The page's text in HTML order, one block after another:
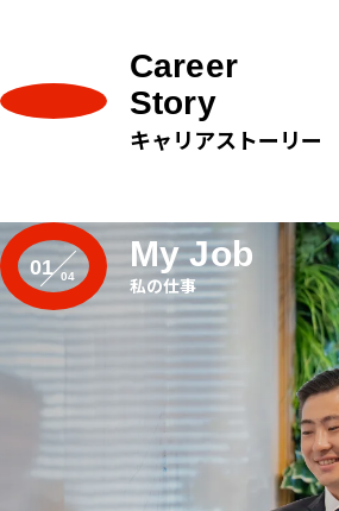
Career
Story
キャリアストーリー
01 My Job
私の仕事